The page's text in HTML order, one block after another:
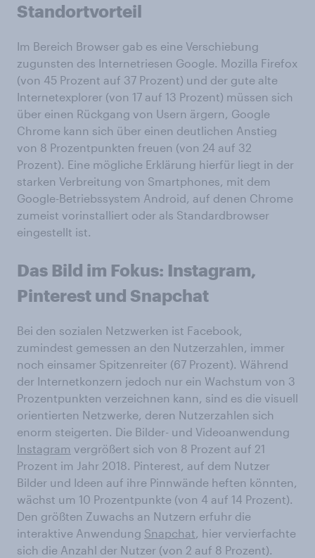
Standortvorteil
Im Bereich Browser gab es eine Verschiebung
zugunsten des Internetriesen Google. Mozilla Firefox
(von 45 Prozent auf 37 Prozent) und der gute alte
Internetexplorer (von 17 auf 13 Prozent) müssen sich
über einen Rückgang von Usern ärgern, Google
Chrome kann sich über einen deutlichen Anstieg
von 8 Prozentpunkten freuen (von 24 auf 32
Prozent). Eine mögliche Erklärung hierfür liegt in der
starken Verbreitung von Smartphones, mit dem
Google-Betriebssystem Android, auf denen Chrome
zumeist vorinstalliert oder als Standardbrowser
eingestellt ist.
Das Bild im Fokus: Instagram,
Pinterest und Snapchat
Bei den sozialen Netzwerken ist Facebook,
zumindest gemessen an den Nutzerzahlen, immer
noch einsamer Spitzenreiter (67 Prozent). Während
der Internetkonzern jedoch nur ein Wachstum von 3
Prozentpunkten verzeichnen kann, sind es die visuell
orientierten Netzwerke, deren Nutzerzahlen sich
enorm steigerten. Die Bilder- und Videoanwendung
Instagram vergrößert sich von 8 Prozent auf 21
Prozent im Jahr 2018. Pinterest, auf dem Nutzer
Bilder und Ideen auf ihre Pinnwände heften könnten,
wächst um 10 Prozentpunkte (von 4 auf 14 Prozent).
Den größten Zuwachs an Nutzern erfuhr die
interaktive Anwendung Snapchat, hier vervierfachte
sich die Anzahl der Nutzer (von 2 auf 8 Prozent).